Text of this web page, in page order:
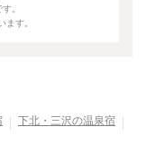
。
す。
下北・三沢の温泉宿